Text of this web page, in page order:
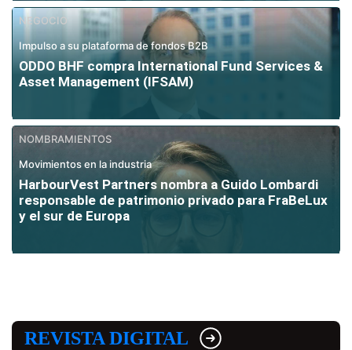
NEGOCIO
Impulso a su plataforma de fondos B2B
ODDO BHF compra International Fund Services &
Asset Management (IFSAM)
NOMBRAMIENTOS
Movimientos en la industria
HarbourVest Partners nombra a Guido Lombardi
responsable de patrimonio privado para FraBeLux
y el sur de Europa
REVISTA DIGITAL